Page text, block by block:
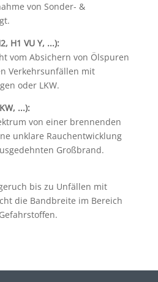
von Sonder- &
H1 VU Y, ...):
vom Absichern von Ölspuren
Verkehrsunfällen mit
oder LKW.
...):
von einer brennenden
unklare Rauchentwicklung
Großbrand.
bis zu Unfällen mit
die Bandbreite im Bereich